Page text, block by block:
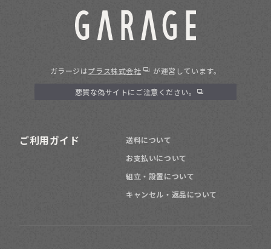
高さ150～179cm
ガラージはプラス株式会社 が運営しています。
悪質な偽サイトにご注意ください。
ご利用ガイド
送料について
お支払いについて
組立・設置について
キャンセル・返品について